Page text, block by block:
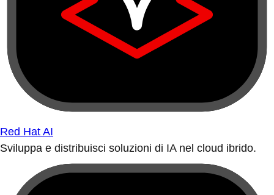
Red Hat AI
Sviluppa e distribuisci soluzioni di IA nel cloud ibrido.